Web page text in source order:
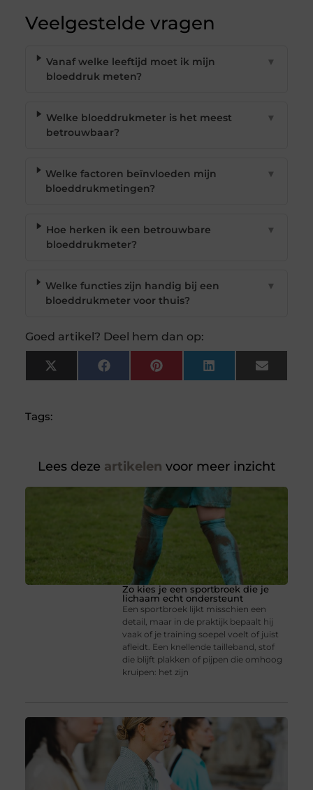
Veelgestelde vragen
Vanaf welke leeftijd moet ik mijn
bloeddruk meten?
▼
Welke bloeddrukmeter is het meest
betrouwbaar?
▼
Welke factoren beïnvloeden mijn
bloeddrukmetingen?
▼
Hoe herken ik een betrouwbare
bloeddrukmeter?
▼
Welke functies zijn handig bij een
bloeddrukmeter voor thuis?
▼
Goed artikel? Deel hem dan op:
X
(Twitter)
FacebookPinterest LinkedIn Email
Tags:
Lees deze artikelen voor meer inzicht
Zo kies je een sportbroek die je
lichaam echt ondersteunt
Een sportbroek lijkt misschien een
detail, maar in de praktijk bepaalt hij
vaak of je training soepel voelt of juist
afleidt. Een knellende tailleband, stof
die blijft plakken of pijpen die omhoog
kruipen: het zijn